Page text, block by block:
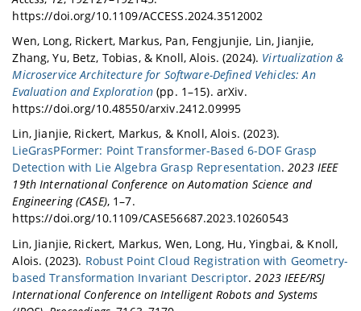
https://doi.org/10.1109/ACCESS.2024.3512002
Wen, Long, Rickert, Markus, Pan, Fengjunjie, Lin, Jianjie,
Zhang, Yu, Betz, Tobias, & Knoll, Alois. (2024). Virtualization &
Microservice Architecture for Software-Defined Vehicles: An
Evaluation and Exploration (pp. 1–15). arXiv.
https://doi.org/10.48550/arxiv.2412.09995
Lin, Jianjie, Rickert, Markus, & Knoll, Alois. (2023).
LieGrasPFormer: Point Transformer-Based 6-DOF Grasp
Detection with Lie Algebra Grasp Representation.2023 IEEE
19th International Conference on Automation Science and
Engineering (CASE), 1–7.
https://doi.org/10.1109/CASE56687.2023.10260543
Lin, Jianjie, Rickert, Markus, Wen, Long, Hu, Yingbai, & Knoll,
Alois. (2023). Robust Point Cloud Registration with Geometry-
based Transformation Invariant Descriptor.2023 IEEE/RSJ
International Conference on Intelligent Robots and Systems